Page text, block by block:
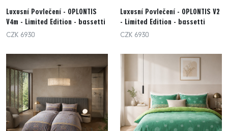
Luxusní Povlečení - OPLONTIS
V4m - Limited Edition - bassetti
CZK 6930
Luxusní Povlečení - OPLONTIS V2
- Limited Edition - bassetti
CZK 6930